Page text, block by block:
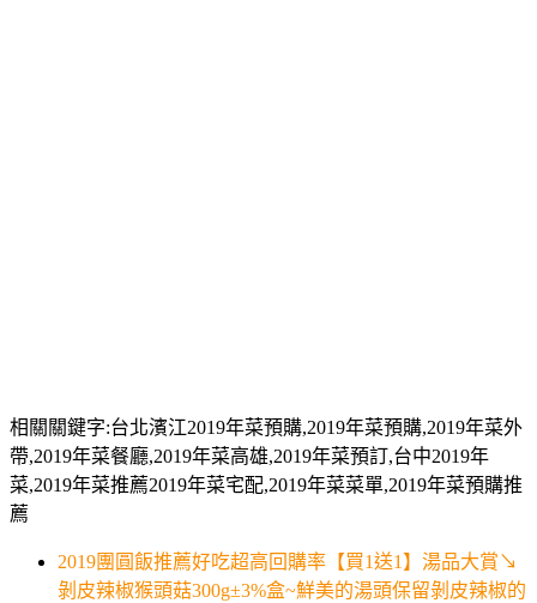
相關關鍵字:台北濱江2019年菜預購,2019年菜預購,2019年菜外
帶,2019年菜餐廳,2019年菜高雄,2019年菜預訂,台中2019年
菜,2019年菜推薦2019年菜宅配,2019年菜菜單,2019年菜預購推
薦
2019團圓飯推薦好吃超高回購率【買1送1】湯品大賞↘
剝皮辣椒猴頭菇300g±3%盒~鮮美的湯頭保留剝皮辣椒的